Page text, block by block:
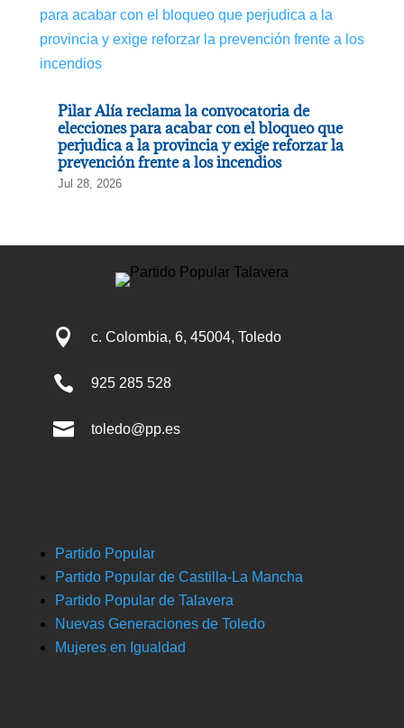
Pilar Alía reclama la convocatoria de
elecciones para acabar con el bloqueo que
perjudica a la provincia y exige reforzar la
prevención frente a los incendios
Jul 28, 2026
 c. Colombia, 6, 45004, Toledo
 925 285 528
 toledo@pp.es
Partido Popular
Partido Popular de Castilla-La Mancha
Partido Popular de Talavera
Nuevas Generaciones de Toledo
Mujeres en Igualdad